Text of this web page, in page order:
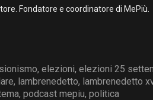
Fondatore e coordinatore di MePiù.
, elezioni, elezioni 25
, lambrenedetto, lambrenedetto
, podcast mepiu, politica